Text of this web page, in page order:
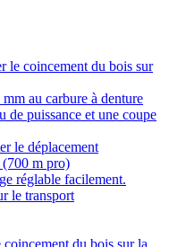
le coincement du bois sur
au carbure à denture
de puissance et une coupe
le déplacement
m pro)
réglable facilement.
le transport
du bois sur la